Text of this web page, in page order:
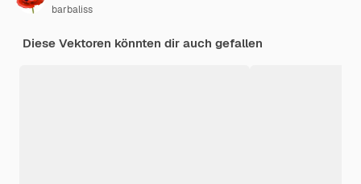
barbaliss
Diese Vektoren könnten dir auch gefallen